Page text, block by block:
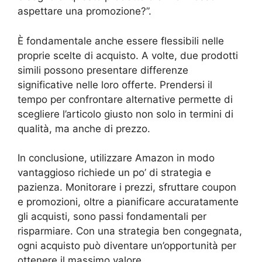
aspettare una promozione?”.
È fondamentale anche essere flessibili nelle
proprie scelte di acquisto. A volte, due prodotti
simili possono presentare differenze
significative nelle loro offerte. Prendersi il
tempo per confrontare alternative permette di
scegliere l’articolo giusto non solo in termini di
qualità, ma anche di prezzo.
In conclusione, utilizzare Amazon in modo
vantaggioso richiede un po’ di strategia e
pazienza. Monitorare i prezzi, sfruttare coupon
e promozioni, oltre a pianificare accuratamente
gli acquisti, sono passi fondamentali per
risparmiare. Con una strategia ben congegnata,
ogni acquisto può diventare un’opportunità per